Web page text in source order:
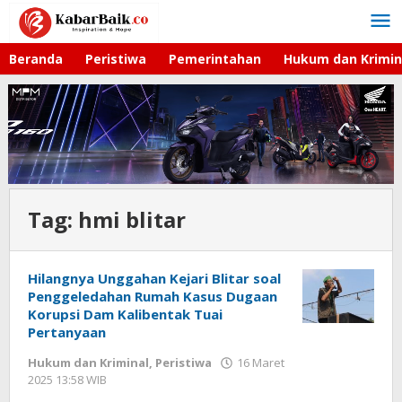
Lewati
konten
Beranda Peristiwa Pemerintahan Hukum dan
Tag: hmi blitar
Hilangnya Unggahan Kejari Blitar soal
Penggeledahan Rumah Kasus Dugaan
Korupsi Dam Kalibentak Tuai
Pertanyaan
Hukum dan Kriminal, Peristiwa
16 Maret
2025 13:58 WIB